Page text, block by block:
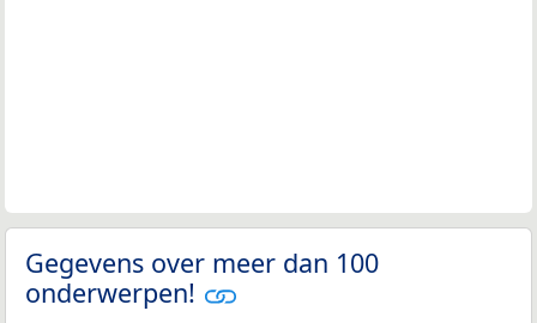
Gegevens over meer dan 100
onderwerpen!